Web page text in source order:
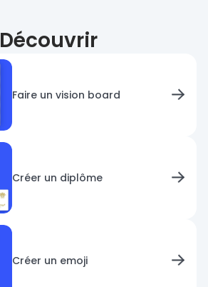
Découvrir
Faire un vision board
Créer un diplôme
Créer un emoji